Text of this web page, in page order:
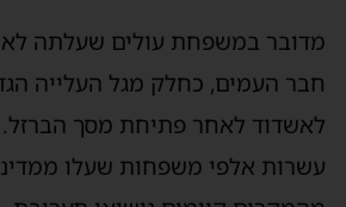
במשפחת עולים שעלתה לא
העמים, כחלק מגל העלייה
לאחר פתיחת מסך הברזל.
אלפי משפחות שעלו ממדינות